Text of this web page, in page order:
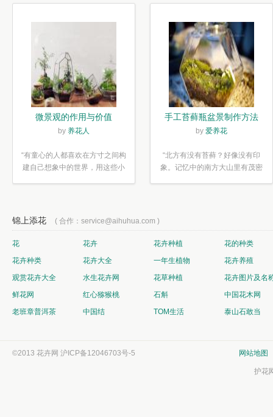
微景观的作用与价值
by 养花人
“有童心的人都喜欢在方寸之间构
建自己想象中的世界，用这些小
手工苔藓瓶盆景制作方法
by 爱养花
“北方有没有苔藓？好像没有印
象。记忆中的南方大山里有茂密
锦上添花 ( 合作：service@aihuhua.com )
花 花卉 花卉种植
花的种类
花卉种类
花卉大全 一年生植物
花卉养殖
观赏花卉大全
水生花卉网 花草种植
花卉图片及名
鲜花网
红心猕猴桃 石斛
中国花木网
老班章普洱茶
中国结 TOM生活 泰山石敢当
©2013 花卉网 沪ICP备12046703号-5 网站地图
护花